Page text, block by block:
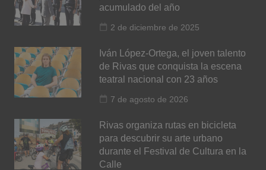
acumulado del año
2 de diciembre de 2025
Iván López-Ortega, el joven talento
de Rivas que conquista la escena
teatral nacional con 23 años
7 de agosto de 2026
Rivas organiza rutas en bicicleta
para descubrir su arte urbano
durante el Festival de Cultura en la
Calle